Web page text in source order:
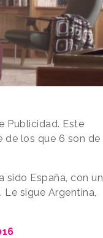
Publicidad. Este
de los que 6 son de
sido España, con un
sigue Argentina,